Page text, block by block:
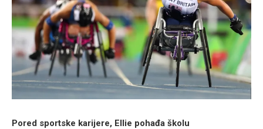
Pored sportske karijere, Ellie pohađa školu